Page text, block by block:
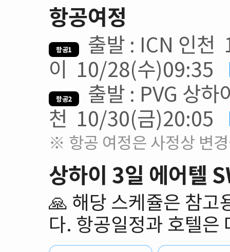
항공여정
항공1
출발 : ICN 인
이 10/28(수)09:35
항공2
출발 : PVG 상
천 10/30(금)20:05
※ 항공 여정은 사정상 변
상하이 3일 에어텔
🙏 해당 스케쥴은 참고
다. 항공일정과 호텔은